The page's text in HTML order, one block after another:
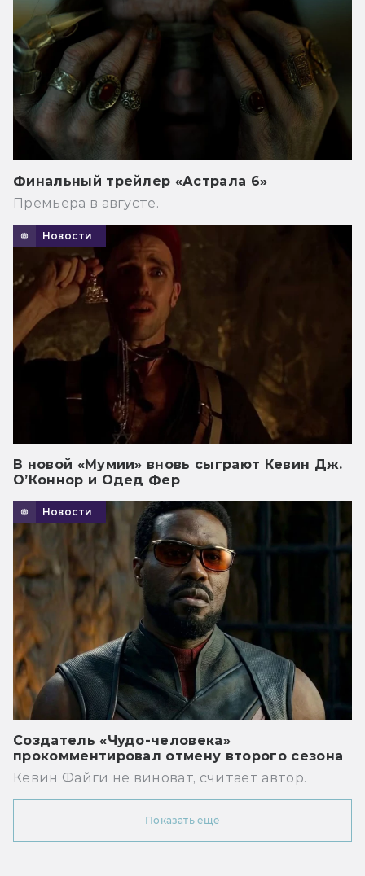
Финальный трейлер «Астрала 6»
Премьера в августе.
Новости
В новой «Мумии» вновь сыграют Кевин Дж.
О’Коннор и Одед Фер
Новости
Создатель «Чудо-человека»
прокомментировал отмену второго сезона
Кевин Файги не виноват, считает автор.
Показать ещё